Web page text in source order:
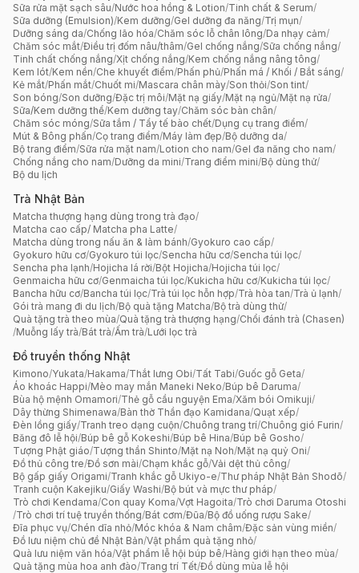
Sữa rửa mặt sạch sâu/Nước hoa hồng & Lotion/Tinh chất & Serum/
Sữa dưỡng (Emulsion)/Kem dưỡng/Gel dưỡng đa năng/Trị mụn/
Dưỡng sáng da/Chống lão hóa/Chăm sóc lỗ chân lông/Da nhạy cảm/
Chăm sóc mắt/Điều trị đốm nâu/thâm/Gel chống nắng/Sữa chống nắng/
Tinh chất chống nắng/Xịt chống nắng/Kem chống nắng nâng tông/
Kem lót/Kem nền/Che khuyết điểm/Phấn phủ/Phấn má / Khối / Bắt sáng/
Kẻ mắt/Phấn mắt/Chuốt mi/Mascara chân mày/Son thỏi/Son tint/
Son bóng/Son dưỡng/Đặc trị môi/Mặt nạ giấy/Mặt nạ ngủ/Mặt nạ rửa/
Sữa/Kem dưỡng thể/Kem dưỡng tay/Chăm sóc bàn chân/
Chăm sóc móng/Sữa tắm / Tẩy tế bào chết/Dụng cụ trang điểm/
Mút & Bông phấn/Cọ trang điểm/Máy làm đẹp/Bộ dưỡng da/
Bộ trang điểm/Sữa rửa mặt nam/Lotion cho nam/Gel đa năng cho nam/
Chống nắng cho nam/Dưỡng da mini/Trang điểm mini/Bộ dùng thử/
Bộ du lịch
Trà Nhật Bản
Matcha thượng hạng dùng trong trà đạo/
Matcha cao cấp/ Matcha pha Latte/
Matcha dùng trong nấu ăn & làm bánh/Gyokuro cao cấp/
Gyokuro hữu cơ/Gyokuro túi lọc/Sencha hữu cơ/Sencha túi lọc/
Sencha pha lạnh/Hojicha lá rời/Bột Hojicha/Hojicha túi lọc/
Genmaicha hữu cơ/Genmaicha túi lọc/Kukicha hữu cơ/Kukicha túi lọc/
Bancha hữu cơ/Bancha túi lọc/Trà túi lọc hỗn hợp/Trà hòa tan/Trà ủ lạnh/
Gói trà mang đi du lịch/Bộ quà tặng Matcha/Bộ trà dùng thử/
Quà tặng trà theo mùa/Quà tặng trà thượng hạng/Chổi đánh trà (Chasen)
/Muỗng lấy trà/Bát trà/Ấm trà/Lưới lọc trà
Đồ truyền thống Nhật
Kimono/Yukata/Hakama/Thắt lưng Obi/Tất Tabi/Guốc gỗ Geta/
Áo khoác Happi/Mèo may mắn Maneki Neko/Búp bê Daruma/
Bùa hộ mệnh Omamori/Thẻ gỗ cầu nguyện Ema/Xăm bói Omikuji/
Dây thừng Shimenawa/Bàn thờ Thần đạo Kamidana/Quạt xếp/
Đèn lồng giấy/Tranh treo dạng cuộn/Chuông trang trí/Chuông gió Furin/
Băng đô lễ hội/Búp bê gỗ Kokeshi/Búp bê Hina/Búp bê Gosho/
Tượng Phật giáo/Tượng thần Shinto/Mặt nạ Noh/Mặt nạ quỷ Oni/
Đồ thủ công tre/Đồ sơn mài/Chạm khắc gỗ/Vải dệt thủ công/
Bộ gấp giấy Origami/Tranh khắc gỗ Ukiyo-e/Thư pháp Nhật Bản Shodō/
Tranh cuộn Kakejiku/Giấy Washi/Bộ bút và mực thư pháp/
Trò chơi Kendama/Con quay Koma/Vợt Hagoita/Trò chơi Daruma Otoshi
/Trò chơi trí tuệ truyền thống/Bát cơm/Đũa/Bộ đồ uống rượu Sake/
Đĩa phục vụ/Chén dĩa nhỏ/Móc khóa & Nam châm/Đặc sản vùng miền/
Đồ lưu niệm chủ đề Nhật Bản/Vật phẩm quà tặng nhỏ/
Quà lưu niệm văn hóa/Vật phẩm lễ hội búp bê/Hàng giới hạn theo mùa/
Quà tặng mùa hoa anh đào/Trang trí Tết/Đồ dùng mùa lễ hội